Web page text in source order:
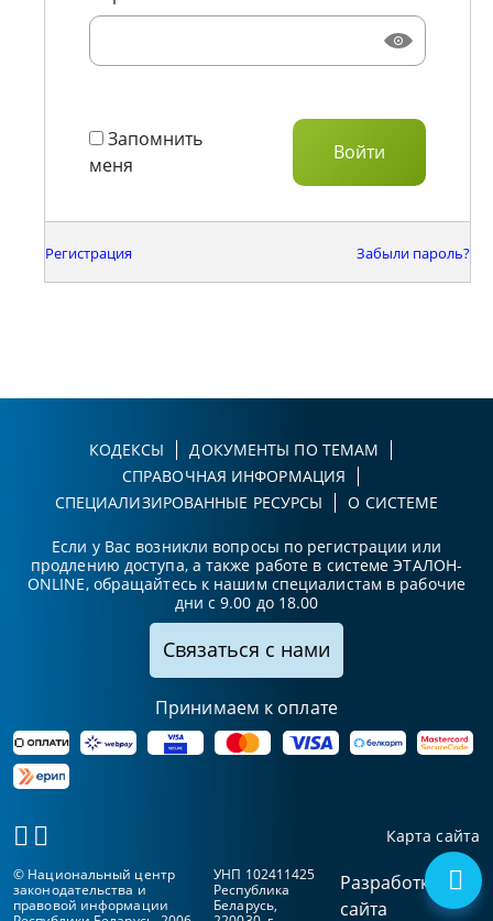
Запомнить
меня
Регистрация Забыли пароль?
КОДЕКСЫ
ДОКУМЕНТЫ ПО ТЕМАМ
СПРАВОЧНАЯ ИНФОРМАЦИЯ
СПЕЦИАЛИЗИРОВАННЫЕ РЕСУРСЫ
О СИСТЕМЕ
Если у Вас возникли вопросы по регистрации или
продлению доступа, а также работе в системе ЭТАЛОН-
ONLINE, обращайтесь к нашим специалистам в рабочие
дни с 9.00 до 18.00
Связаться с нами
Принимаем к оплате
Карта сайта
© Национальный центр
законодательства и
правовой информации
УНП 102411425
Республика
Беларусь,
Разработка
сайта